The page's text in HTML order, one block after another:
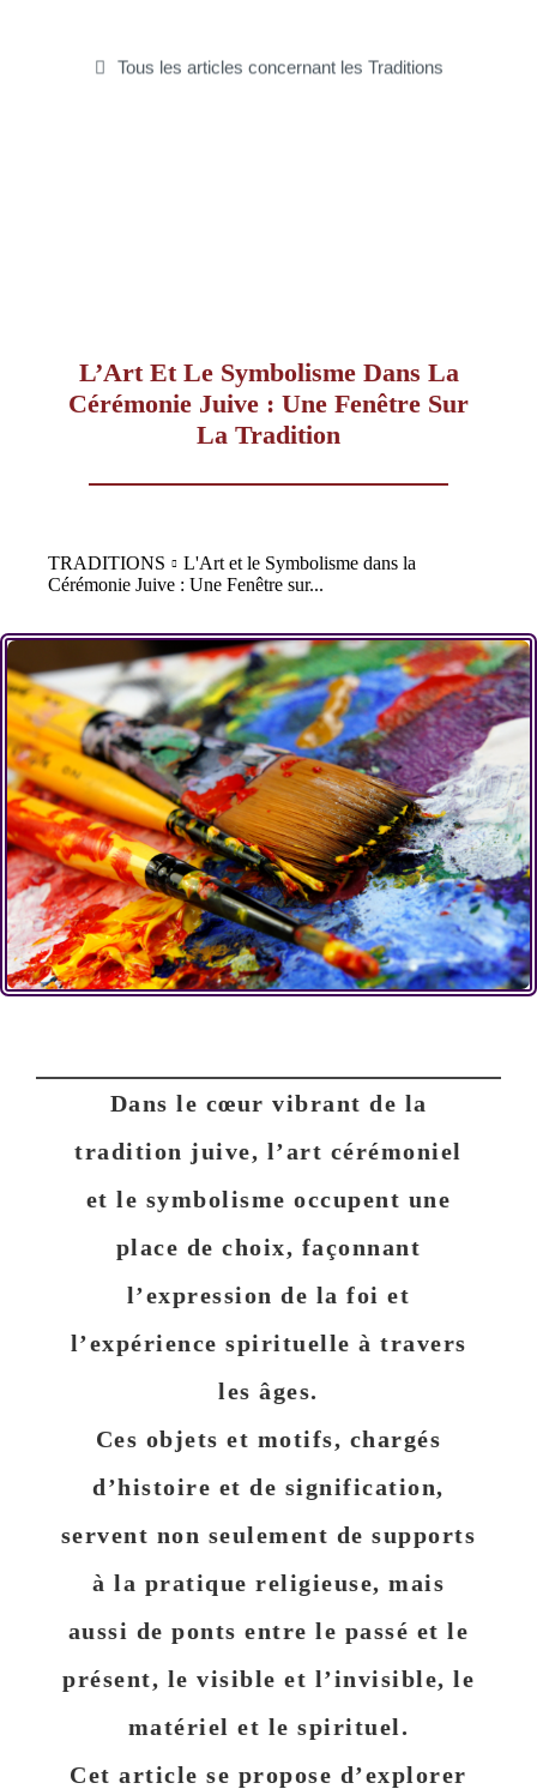
Tous les articles concernant les Traditions
L’Art Et Le Symbolisme Dans La
Cérémonie Juive : Une Fenêtre Sur
La Tradition
TRADITIONS
L'Art et le Symbolisme dans la
Cérémonie Juive : Une Fenêtre sur...
Dans le cœur vibrant de la
tradition juive, l’art cérémoniel
et le symbolisme occupent une
place de choix, façonnant
l’expression de la foi et
l’expérience spirituelle à travers
les âges.
Ces objets et motifs, chargés
d’histoire et de signification,
servent non seulement de supports
à la pratique religieuse, mais
aussi de ponts entre le passé et le
présent, le visible et l’invisible, le
matériel et le spirituel.
Cet article se propose d’explorer